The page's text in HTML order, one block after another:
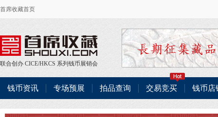
首席收藏首页
联合创办 CICE/HKCS 系列钱币展销会
钱币资讯 专场预展 拍品查询 交易竞买 钱币店